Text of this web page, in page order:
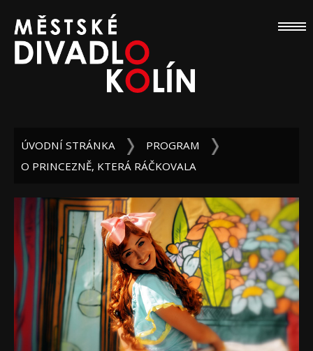
ÚVODNÍ STRÁNKA
PROGRAM
O PRINCEZNĚ, KTERÁ RÁČKOVALA